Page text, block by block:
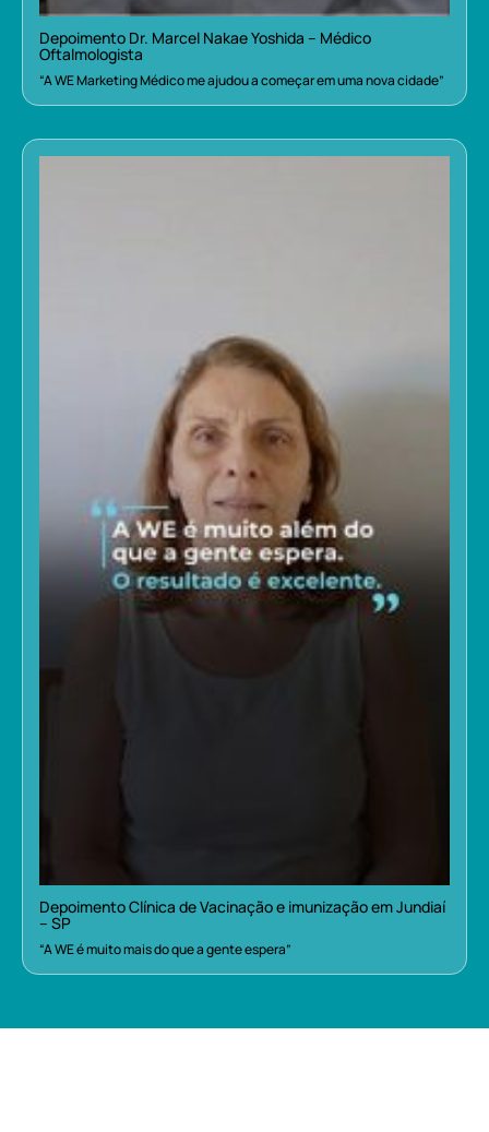
Depoimento Dr. Marcel Nakae Yoshida – Médico
Oftalmologista
“A WE Marketing Médico me ajudou a começar em uma nova cidade”
Depoimento Clínica de Vacinação e imunização em Jundiaí
– SP
“A WE é muito mais do que a gente espera”